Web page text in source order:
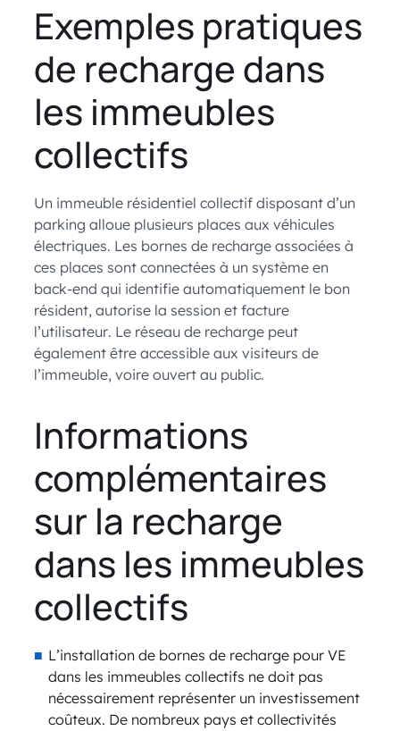
Exemples pratiques
de recharge dans
les immeubles
collectifs
Un immeuble résidentiel collectif disposant d’un
parking alloue plusieurs places aux véhicules
électriques. Les bornes de recharge associées à
ces places sont connectées à un système en
back-end qui identifie automatiquement le bon
résident, autorise la session et facture
l’utilisateur. Le réseau de recharge peut
également être accessible aux visiteurs de
l’immeuble, voire ouvert au public.
Informations
complémentaires
sur la recharge
dans les immeubles
collectifs
L’installation de bornes de recharge pour VE
dans les immeubles collectifs ne doit pas
nécessairement représenter un investissement
coûteux. De nombreux pays et collectivités